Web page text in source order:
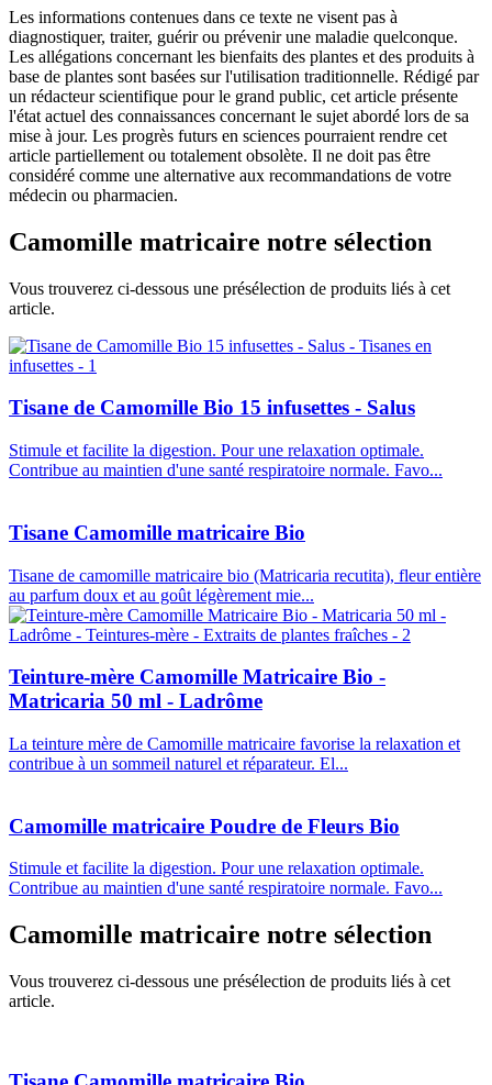
Les informations contenues dans ce texte ne visent pas à
diagnostiquer, traiter, guérir ou prévenir une maladie quelconque.
Les allégations concernant les bienfaits des plantes et des produits à
base de plantes sont basées sur l'utilisation traditionnelle. Rédigé par
un rédacteur scientifique pour le grand public, cet article présente
l'état actuel des connaissances concernant le sujet abordé lors de sa
mise à jour. Les progrès futurs en sciences pourraient rendre cet
article partiellement ou totalement obsolète. Il ne doit pas être
considéré comme une alternative aux recommandations de votre
médecin ou pharmacien.
Camomille matricaire notre sélection
Vous trouverez ci-dessous une présélection de produits liés à cet
article.
Tisane de Camomille Bio 15 infusettes - Salus
Stimule et facilite la digestion. Pour une relaxation optimale.
Contribue au maintien d'une santé respiratoire normale. Favo...
Tisane Camomille matricaire Bio
Tisane de camomille matricaire bio (Matricaria recutita), fleur entière
au parfum doux et au goût légèrement mie...
Teinture-mère Camomille Matricaire Bio -
Matricaria 50 ml - Ladrôme
La teinture mère de Camomille matricaire favorise la relaxation et
contribue à un sommeil naturel et réparateur. El...
Camomille matricaire Poudre de Fleurs Bio
Stimule et facilite la digestion. Pour une relaxation optimale.
Contribue au maintien d'une santé respiratoire normale. Favo...
Camomille matricaire notre sélection
Vous trouverez ci-dessous une présélection de produits liés à cet
article.